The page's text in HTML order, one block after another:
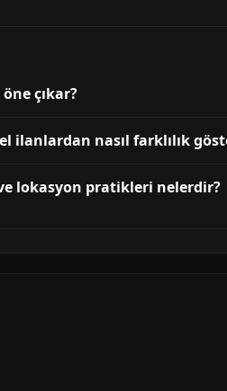
çıkar?
ilanlardan nasıl farklılık
lokasyon pratikleri nelerdir?